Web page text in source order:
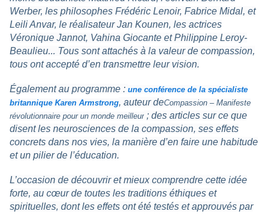
Werber, les philosophes Frédéric Lenoir, Fabrice Midal, et
Leili Anvar, le réalisateur Jan Kounen, les actrices
Véronique Jannot, Vahina Giocante et Philippine Leroy-
Beaulieu... Tous sont attachés à la valeur de compassion,
tous ont accepté d’en transmettre leur vision.
Également au programme : une conférence de la spécialiste
britannique Karen Armstrong, auteur deCompassion – Manifeste
révolutionnaire pour un monde meilleur ; des articles sur ce que
disent les neurosciences de la compassion, ses effets
concrets dans nos vies, la manière d’en faire une habitude
et un pilier de l’éducation.
L’occasion de découvrir et mieux comprendre cette idée
forte, au cœur de toutes les traditions éthiques et
spirituelles, dont les effets ont été testés et approuvés par